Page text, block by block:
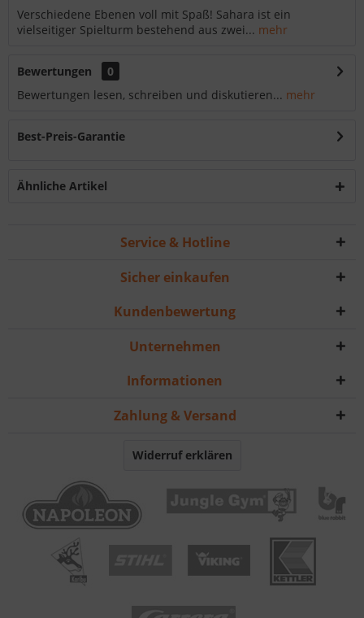
Verschiedene Ebenen voll mit Spaß! Sahara ist ein
vielseitiger Spielturm bestehend aus zwei... mehr
Bewertungen
0
Bewertungen lesen, schreiben und diskutieren... mehr
Best-Preis-Garantie
Ähnliche Artikel
Service & Hotline
Sicher einkaufen
Kundenbewertung
Unternehmen
Informationen
Zahlung & Versand
Widerruf erklären